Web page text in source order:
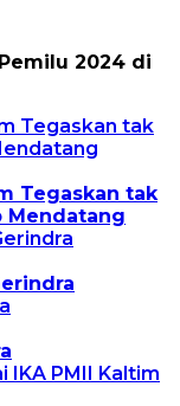
2024 di
Tegaskan tak
Mendatang